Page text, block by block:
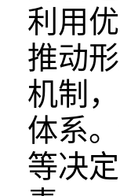
利用
推动
机制
体系
等决